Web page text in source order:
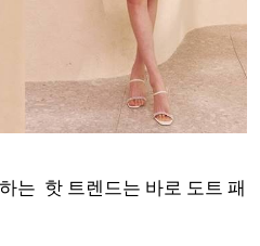
는 핫 트렌드는 바로 도트 패